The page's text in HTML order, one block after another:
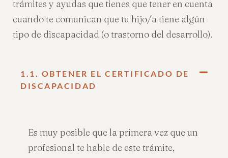
trámites y ayudas que tienes que tener en cuenta
cuando te comunican que tu hijo/a tiene algún
tipo de discapacidad (o trastorno del desarrollo).
1.1. OBTENER EL CERTIFICADO DE
DISCAPACIDAD
Es muy posible que la primera vez que un
profesional te hable de este trámite,